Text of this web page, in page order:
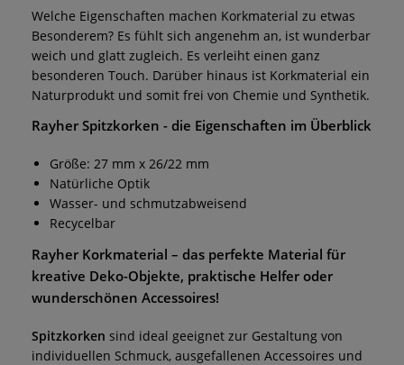
Welche Eigenschaften machen Korkmaterial zu etwas
Besonderem? Es fühlt sich angenehm an, ist wunderbar
weich und glatt zugleich. Es verleiht einen ganz
besonderen Touch. Darüber hinaus ist Korkmaterial ein
Naturprodukt und somit frei von Chemie und Synthetik.
Rayher Spitzkorken - die Eigenschaften im Überblick
Größe: 27 mm x 26/22 mm
Natürliche Optik
Wasser- und schmutzabweisend
Recycelbar
Rayher Korkmaterial – das perfekte Material für
kreative Deko-Objekte, praktische Helfer oder
wunderschönen Accessoires!
Spitzkorken sind ideal geeignet zur Gestaltung von
individuellen Schmuck, ausgefallenen Accessoires und